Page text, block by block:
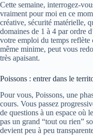
Cette semaine, interrogez-
vraiment pour moi en ce
créative, sécurité matérielle,
domaines de 1 à 4 par ordre
votre emploi du temps reflète
même minime, peut vous
très apaisant.
Poissons : entrer dans le
Pour vous, Poissons, une
cours. Vous passez
de questions à un espace où
pas un grand “tout ou rien”
devient peu à peu